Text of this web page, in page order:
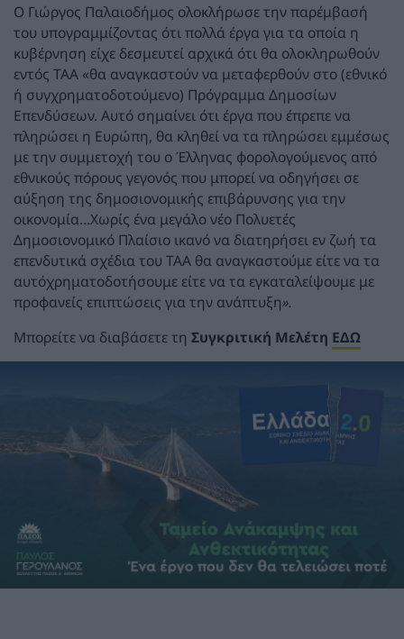
Ο Γιώργος Παλαιοδήμος ολοκλήρωσε την παρέμβασή
του υπογραμμίζοντας ότι πολλά έργα για τα οποία η
κυβέρνηση είχε δεσμευτεί αρχικά ότι θα ολοκληρωθούν
εντός ΤΑΑ «θα αναγκαστούν να μεταφερθούν στο (εθνικό
ή συγχρηματοδοτούμενο) Πρόγραμμα Δημοσίων
Επενδύσεων. Αυτό σημαίνει ότι έργα που έπρεπε να
πληρώσει η Ευρώπη, θα κληθεί να τα πληρώσει εμμέσως
με την συμμετοχή του ο Έλληνας φορολογούμενος από
εθνικούς πόρους γεγονός που μπορεί να οδηγήσει σε
αύξηση της δημοσιονομικής επιβάρυνσης για την
οικονομία…Χωρίς ένα μεγάλο νέο Πολυετές
Δημοσιονομικό Πλαίσιο ικανό να διατηρήσει εν ζωή τα
επενδυτικά σχέδια του ΤΑΑ θα αναγκαστούμε είτε να τα
αυτόχρηματοδοτήσουμε είτε να τα εγκαταλείψουμε με
προφανείς επιπτώσεις για την ανάπτυξη».
Μπορείτε να διαβάσετε τη Συγκριτική Μελέτη ΕΔΩ